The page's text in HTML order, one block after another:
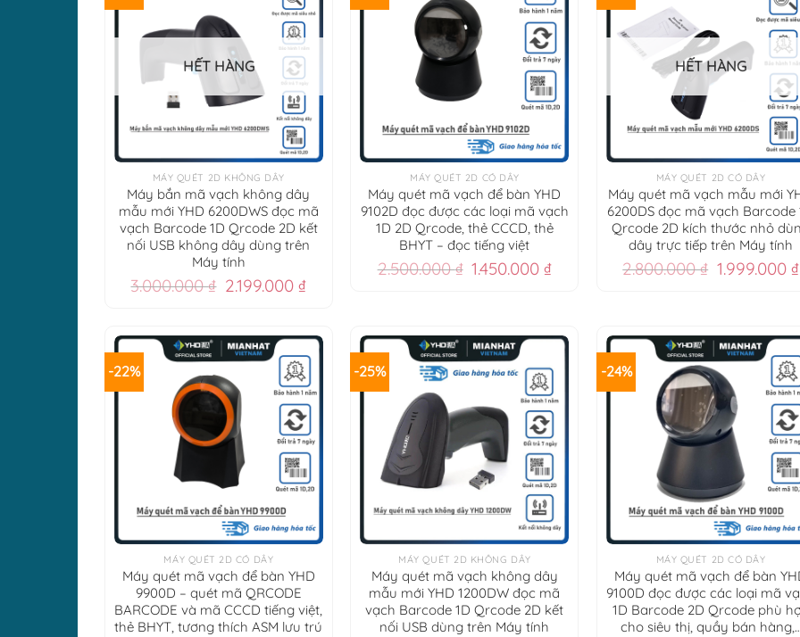
HẾT HÀNG
MÁY QUÉT 2D KHÔNG DÂY
Máy bắn mã vạch không dây
mẫu mới YHD 6200DWS đọc mã
vạch Barcode 1D Qrcode 2D kết
nối USB không dây dùng trên
Máy tính
3.000.000₫ Giá
3.000.000 ₫.
2.199.000₫Giá
là:
2.199.000 ₫.
MÁY QUÉT 2D CÓ DÂY
Máy quét mã vạch để bàn YHD
9102D đọc được các loại mã vạch
1D 2D Qrcode, thẻ CCCD, thẻ
BHYT – đọc tiếng việt
2.500.000₫ Giá
1.450.000₫Giá
1.450.000 ₫.
HẾT HÀNG
MÁY QUÉT 2D CÓ DÂY
Máy quét mã vạch mẫu mới
6200DS đọc mã vạch Barcode
Qrcode 2D kích thước nhỏ
dây trực tiếp trên Máy tính
2.800.000₫ Giá
1.999.000 ₫
-22%
MÁY QUÉT 2D CÓ DÂY
Máy quét mã vạch để bàn YHD
9900D – quét mã QRCODE
BARCODE và mã CCCD tiếng việt,
thẻ BHYT, tương thích ASM lưu trú
-25%
MÁY QUÉT 2D KHÔNG DÂY
Máy quét mã vạch không dây
mẫu mới YHD 1200DW đọc mã
vạch Barcode 1D Qrcode 2D kết
nối USB dùng trên Máy tính
-24%
MÁY QUÉT 2D CÓ DÂY
Máy quét mã vạch để bàn
9100D đọc được các loại mã
1D Barcode 2D Qrcode phù
cho siêu thị, quầy bán